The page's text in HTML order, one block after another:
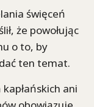
święceń
że powołując
o to, by
ten temat.
ani